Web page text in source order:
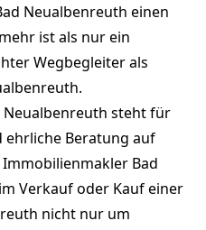
Neualbenreuth einen
ist als nur ein
Wegbegleiter als
steht für
ehrliche Beratung auf
Bad
Verkauf oder Kauf einer
nicht nur um